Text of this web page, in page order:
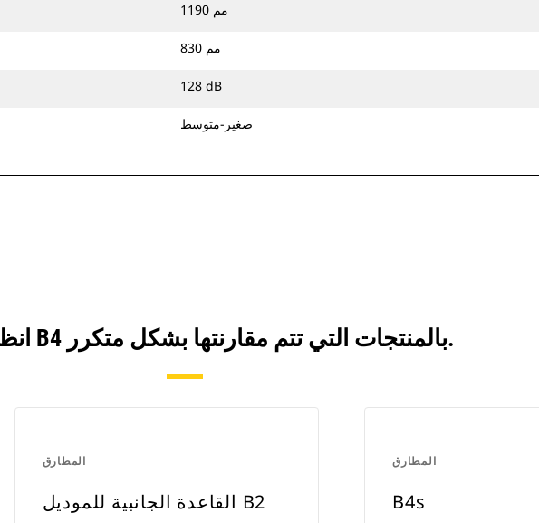
1190 مم
830 مم
128 dB
صغير-متوسط
انظر كيف يقارن B4 بالمنتجات التي تتم مقارنتها بشكل متكرر.
المطارق
القاعدة الجانبية للموديل B2
المطارق
B4s